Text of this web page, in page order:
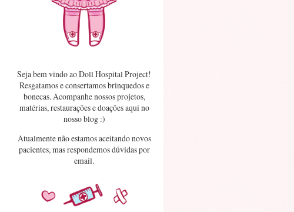
Seja bem vindo ao Doll Hospital Project!
Resgatamos e consertamos brinquedos e
bonecas. Acompanhe nossos projetos,
matérias, restaurações e doações aqui no
nosso blog :)
Atualmente não estamos aceitando novos
pacientes, mas respondemos dúvidas por
email.